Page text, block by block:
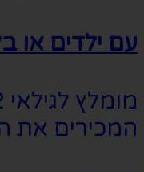
עם ילדים או
המכירים את